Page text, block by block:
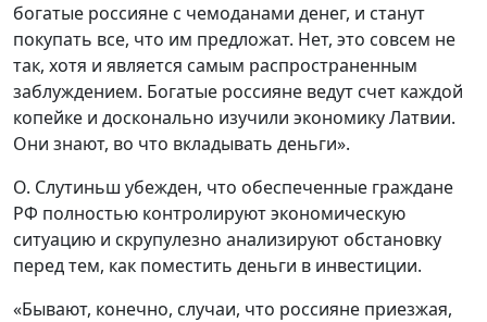
богатые россияне с чемоданами денег, и станут
покупать все, что им предложат. Нет, это совсем не
так, хотя и является самым распространенным
заблуждением. Богатые россияне ведут счет каждой
копейке и досконально изучили экономику Латвии.
Они знают, во что вкладывать деньги».
О. Слутиньш убежден, что обеспеченные граждане
РФ полностью контролируют экономическую
ситуацию и скрупулезно анализируют обстановку
перед тем, как поместить деньги в инвестиции.
«Бывают, конечно, случаи, что россияне приезжая,